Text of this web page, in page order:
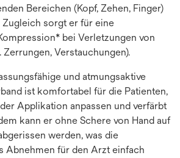
Bereichen (Kopf, Zehen, Finger)
sorgt er für eine
bei Verletzungen von
Zerrungen, Verstauchungen).
und atmungsaktive
ist komfortabel für die Patienten,
Applikation anpassen und verfärbt
kann er ohne Schere von Hand auf
werden, was die
Abnehmen für den Arzt einfach